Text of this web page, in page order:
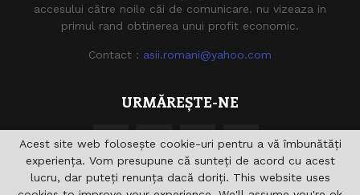
accesului către noile căi de comunicare. nu vizeaza in
primul rand obtinerea unui profit economic.
Contact : asii.romani@yahoo.com
URMĂREȘTE-NE
Acest site web folosește cookie-uri pentru a vă îmbunătăți
experiența. Vom presupune că sunteți de acord cu acest
lucru, dar puteți renunța dacă doriți. This website uses